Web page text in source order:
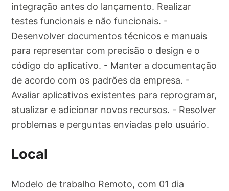
integração antes do lançamento. Realizar
testes funcionais e não funcionais. -
Desenvolver documentos técnicos e manuais
para representar com precisão o design e o
código do aplicativo. - Manter a documentação
de acordo com os padrões da empresa. -
Avaliar aplicativos existentes para reprogramar,
atualizar e adicionar novos recursos. - Resolver
problemas e perguntas enviadas pelo usuário.
Local
Modelo de trabalho Remoto, com 01 dia